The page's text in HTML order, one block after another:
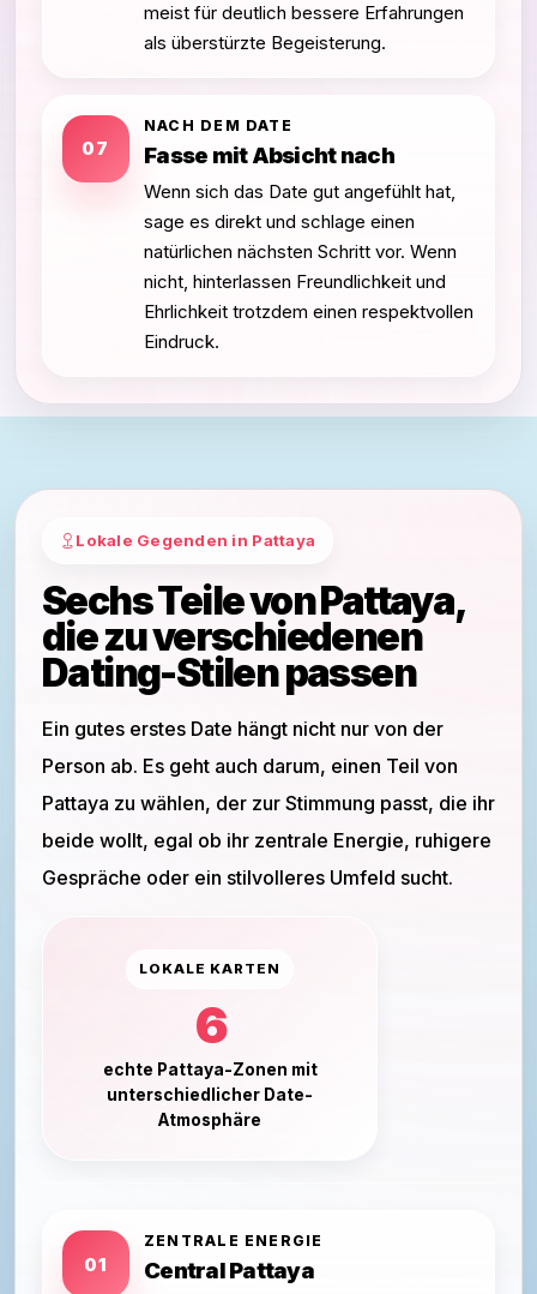
meist für deutlich bessere Erfahrungen
als überstürzte Begeisterung.
07
NACH DEM DATE
Fasse mit Absicht nach
Wenn sich das Date gut angefühlt hat,
sage es direkt und schlage einen
natürlichen nächsten Schritt vor. Wenn
nicht, hinterlassen Freundlichkeit und
Ehrlichkeit trotzdem einen respektvollen
Eindruck.
Lokale Gegenden in Pattaya
Sechs Teile von Pattaya,
die zu verschiedenen
Dating-Stilen passen
Ein gutes erstes Date hängt nicht nur von der
Person ab. Es geht auch darum, einen Teil von
Pattaya zu wählen, der zur Stimmung passt, die ihr
beide wollt, egal ob ihr zentrale Energie, ruhigere
Gespräche oder ein stilvolleres Umfeld sucht.
LOKALE KARTEN
6
echte Pattaya-Zonen mit
unterschiedlicher Date-
Atmosphäre
01
ZENTRALE ENERGIE
Central Pattaya